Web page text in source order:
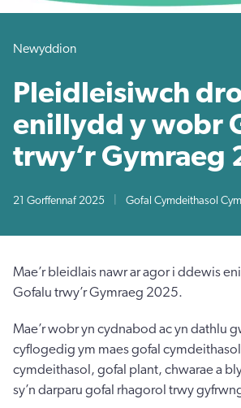
Newyddion
Pleidleisiwch
enillydd y wobr
trwy’r Gymraeg
21 Gorffennaf 2025 Gofal Cymdeithasol
Mae’r bleidlais nawr ar agor i ddewis
Gofalu trwy’r Gymraeg 2025.
Mae’r wobr yn cydnabod ac yn dathlu
cyflogedig ym maes gofal
cymdeithasol, gofal plant, chwarae a
sy’n darparu gofal rhagorol trwy